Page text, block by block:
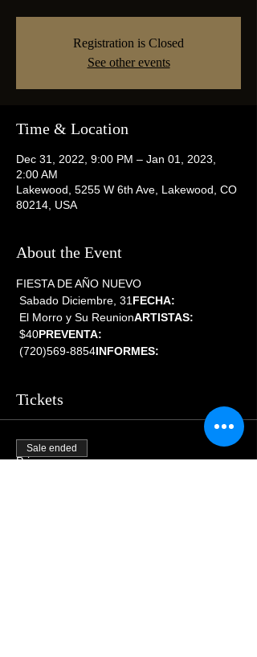
Registration is Closed
See other events
Time & Location
Dec 31, 2022, 9:00 PM – Jan 01, 2023,
2:00 AM
Lakewood, 5255 W 6th Ave, Lakewood, CO
80214, USA
About the Event
FIESTA DE AÑO NUEVO
Sabado Diciembre, 31 FECHA:
El Morro y Su ReunionARTISTAS:
$40PREVENTA:
(720)569-8854INFORMES:
Tickets
Price
Sale ended